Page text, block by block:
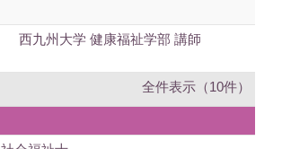
西九州大学 健康福祉学部 講師
全件表示（10件）